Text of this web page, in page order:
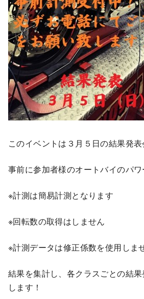
このイベントは３月５日の結果発
事前に参加者様のオートバイのパワ
※計測は簡易計測となります
※回転数の取得はしません
※計測データは修正係数を使用しま
結果を集計し、各クラスごとの結
します！